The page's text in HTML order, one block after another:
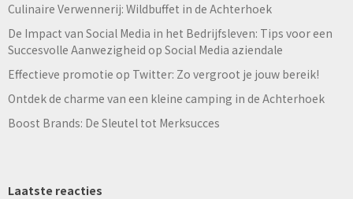
Culinaire Verwennerij: Wildbuffet in de Achterhoek
De Impact van Social Media in het Bedrijfsleven: Tips voor een
Succesvolle Aanwezigheid op Social Media aziendale
Effectieve promotie op Twitter: Zo vergroot je jouw bereik!
Ontdek de charme van een kleine camping in de Achterhoek
Boost Brands: De Sleutel tot Merksucces
Laatste reacties